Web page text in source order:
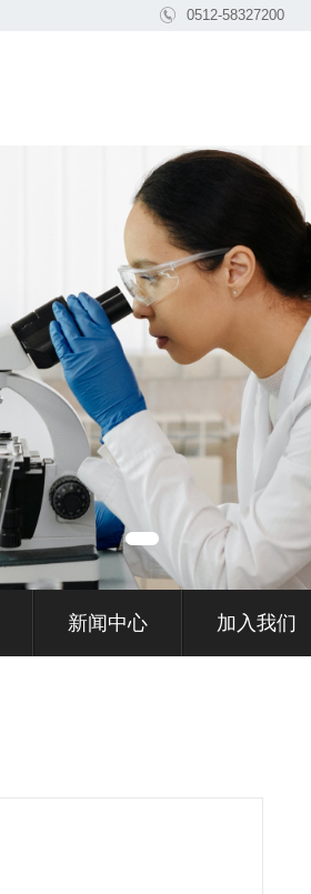
 0512-58327200
新闻中心 加入我们